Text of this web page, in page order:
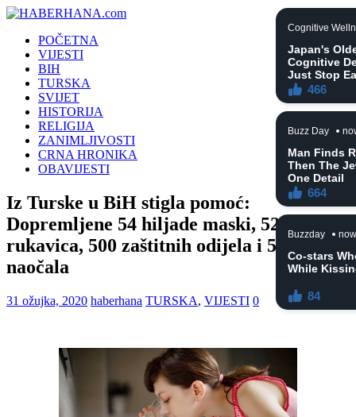
POČETNA
VIJESTI
BIH
TURSKA
SVIJET
HISTORIJA
RELIGIJA
ZANIMLJIVOSTI
CRNA HRONIKA
OBAVIJESTI
Iz Turske u BiH stigla pomoć:
Dopremljene 54 hiljade maski, 52 hiljade
rukavica, 500 zaštitnih odijela i 500
naočala
31 ožujka, 2020 haberhana TURSKA, VIJESTI 0